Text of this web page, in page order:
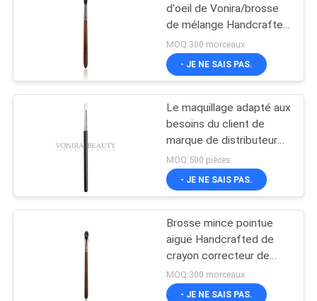
CONTRÔLE
QUALITÉ
DU
d'oeil de Vonira/brosse
de mélange Handcrafted
de haute qualité
d'ombrage de nez
MOQ:300 morceaux
- JE NE SAIS PAS.
Le maquillage adapté aux
besoins du client de
marque de distributeur
de GV BV balaye la
brosse de mélange
pelucheuse d'oeil
MOQ:500 pièces
- JE NE SAIS PAS.
Brosse mince pointue
aiguë Handcrafted de
crayon correcteur de
bord d'entreprise avec le
logo fait sur commande
MOQ:300 morceaux
- JE NE SAIS PAS.